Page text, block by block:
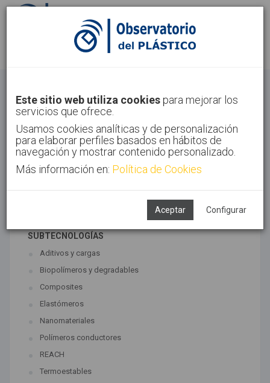
Identifícate Regístrate
Inicio Tecnologías Materiales
Este sitio web utiliza cookies para mejorar los
servicios que ofrece.
Usamos cookies analíticas y de personalización
para elaborar perfiles basados en hábitos de
navegación y mostrar contenido personalizado.
Más información en: Política de Cookies
Aceptar Configurar
TECNOLOGÍAS ASOCIADAS
SUBTECNOLOGÍAS
Aditivos y cargas
Biopolímeros y degradables
Composites
Elastómeros
Nanomateriales
Polímeros conductores
REACH
Termoestables